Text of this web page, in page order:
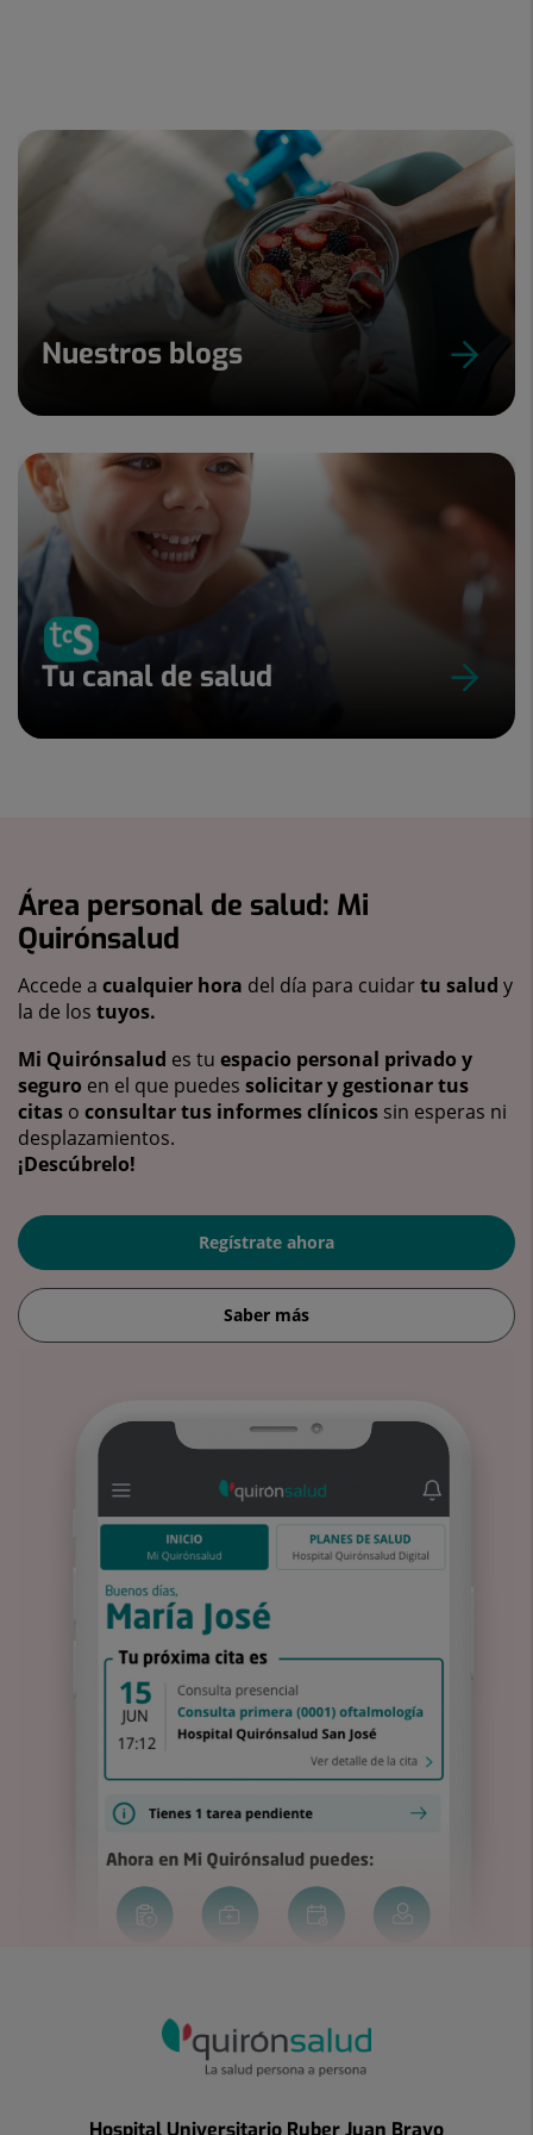
Nuestros blogs
Tu canal de salud
Área personal de salud: Mi
Quirónsalud
Accede a cualquier hora del día para cuidartu salud y
la de los tuyos.
Mi Quirónsalud es tu espacio personal privado y
seguro en el que puedes solicitar y gestionar tus
citas o consultar tus informes clínicos sin esperas ni
desplazamientos.
¡Descúbrelo!
Regístrate ahora
Saber más
Hospital Universitario Ruber Juan Bravo